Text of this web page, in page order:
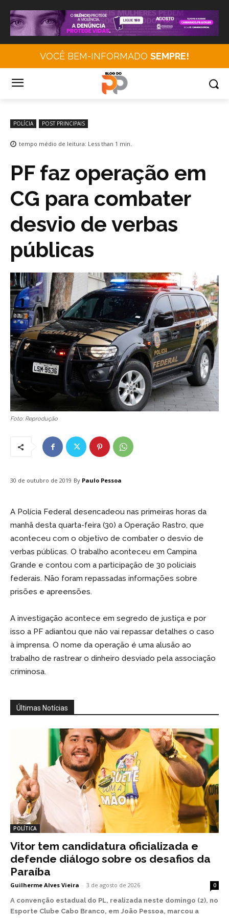
VOCÊ BEM-INFORMADO SEMPRE!
POLÍCIA POST PRINCIPAIS
tempo médio de leitura: Less than 1 min.
PF faz operação em
CG para combater
desvio de verbas
públicas
Foto: Reprodução
30 de outubro de 2019 By Paulo Pessoa
A Polícia Federal desencadeou nas primeiras horas da
manhã desta quarta-feira (30) a Operação Rastro, que
aconteceu com o objetivo de combater o desvio de
verbas públicas. O trabalho aconteceu em Campina
Grande e contou com a participação de 30 policiais
federais. Não foram repassadas informações sobre
prisões e apreensões.
A investigação acontece em segredo de justiça e por
isso a PF adiantou que não vai repassar detalhes o caso
à imprensa. O nome da operação é uma alusão ao
trabalho de rastrear o dinheiro desviado pela associação
criminosa.
Últimas Notícias
POLÍTICA
Vitor tem candidatura oficializada e
defende diálogo sobre os desafios da
Paraíba
Guilherme Alves Vieira - 3 de agosto de 2026 0
A convenção estadual do PL, realizada neste domingo (2), no
Esporte Clube Cabo Branco, em João Pessoa, marcou a